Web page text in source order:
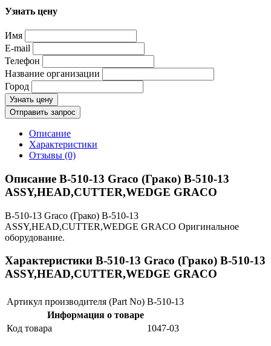
Узнать цену
Имя
E-mail
Телефон
Название организации
Город
Узнать цену
Отправить запрос
Описание
Характеристики
Отзывы (0)
Описание B-510-13 Graco (Грако) B-510-13
ASSY,HEAD,CUTTER,WEDGE GRACO
B-510-13 Graco (Грако) B-510-13
ASSY,HEAD,CUTTER,WEDGE GRACO Оригинальное
оборудование.
Характеристики B-510-13 Graco (Грако) B-510-13
ASSY,HEAD,CUTTER,WEDGE GRACO
Артикул производителя (Part No) B-510-13
Информация о товаре
Код товара
1047-03